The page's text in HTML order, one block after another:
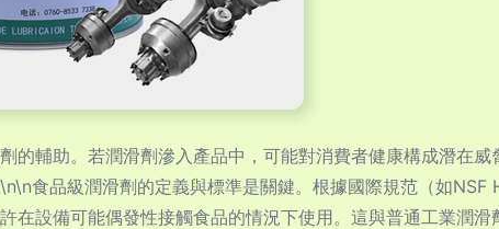
的輔助。若潤滑劑滲入產品中，可能對消費者健康構成潛在威
食品級潤滑劑的定義與標準是關鍵。根據國際規范（如NSF
在設備可能偶發性接觸食品的情況下使用。這與普通工業潤滑